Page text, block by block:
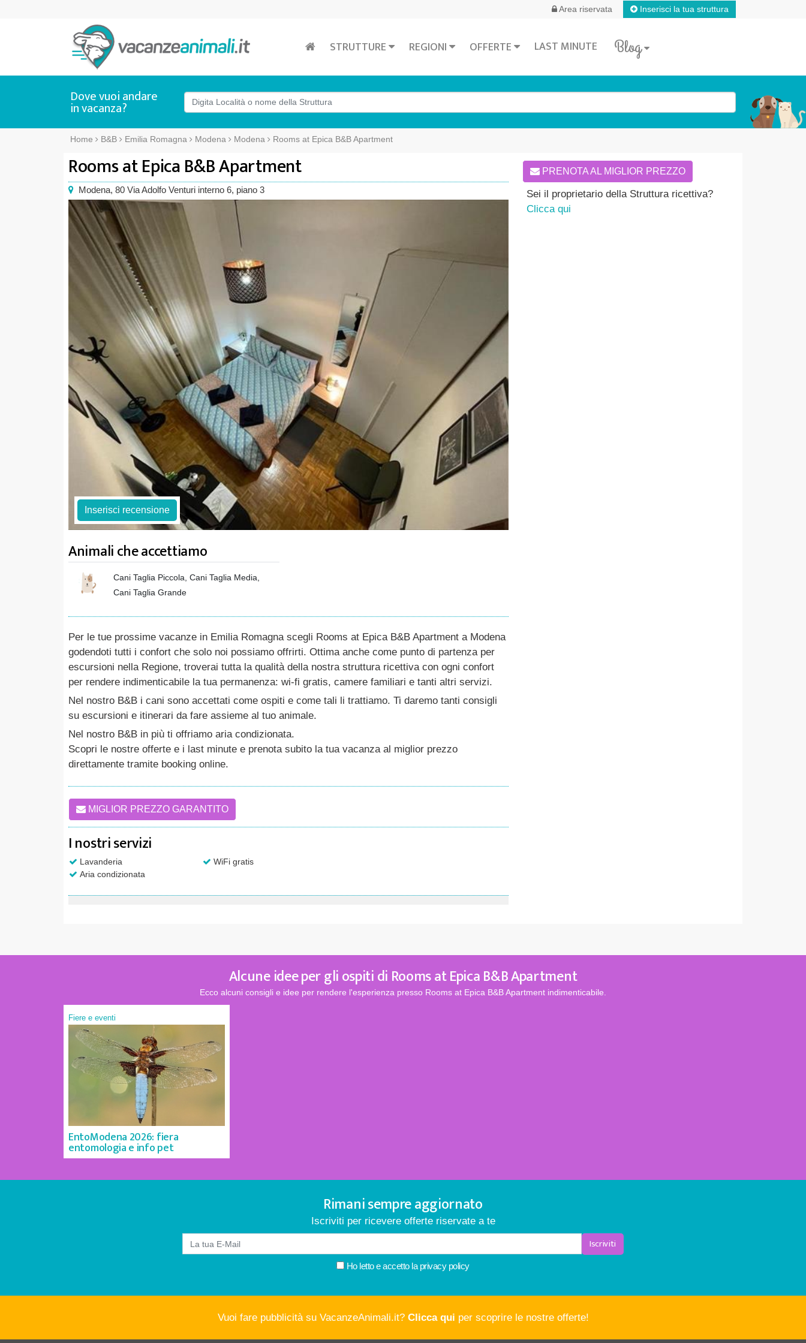
Area riservata Inserisci la tua struttura
STRUTTURE REGIONI OFFERTE LAST MINUTE Blog
Dove vuoi andare
in vacanza?
Home B&B Emilia Romagna Modena Modena Rooms at Epica B&B Apartment
Rooms at Epica B&B Apartment
Modena, 80 Via Adolfo Venturi interno 6, piano 3
Inserisci recensione
Animali che accettiamo
Cani Taglia Piccola, Cani Taglia Media,
Cani Taglia Grande
Per le tue prossime vacanze in Emilia Romagna scegli Rooms at Epica B&B Apartment a Modena
godendoti tutti i confort che solo noi possiamo offrirti. Ottima anche come punto di partenza per
escursioni nella Regione, troverai tutta la qualità della nostra struttura ricettiva con ogni confort
per rendere indimenticabile la tua permanenza: wi-fi gratis, camere familiari e tanti altri servizi.
Nel nostro B&B i cani sono accettati come ospiti e come tali li trattiamo. Ti daremo tanti consigli
su escursioni e itinerari da fare assieme al tuo animale.
Nel nostro B&B in più ti offriamo aria condizionata.
Scopri le nostre offerte e i last minute e prenota subito la tua vacanza al miglior prezzo
direttamente tramite booking online.
MIGLIOR PREZZO GARANTITO
I nostri servizi
Lavanderia
WiFi gratis
Aria condizionata
PRENOTA AL MIGLIOR PREZZO
Sei il proprietario della Struttura ricettiva?
Clicca qui
Alcune idee per gli ospiti di Rooms at Epica B&B Apartment
Ecco alcuni consigli e idee per rendere l'esperienza presso Rooms at Epica B&B Apartment indimenticabile.
Fiere e eventi
EntoModena 2026: fiera
entomologia e info pet
Rimani sempre aggiornato
Iscriviti per ricevere offerte riservate a te
Iscriviti
Ho letto e accetto la privacy policy
Vuoi fare pubblicità su VacanzeAnimali.it? Clicca qui per scoprire le nostre offerte!